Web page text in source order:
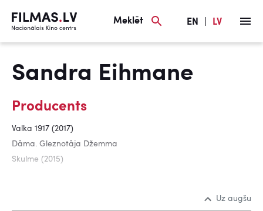
Meklēt EN LV
Sandra Eihmane
Producents
Valka 1917 (2017)
Dāma. Gleznotāja Džemma
Skulme (2015)
Uz augšu